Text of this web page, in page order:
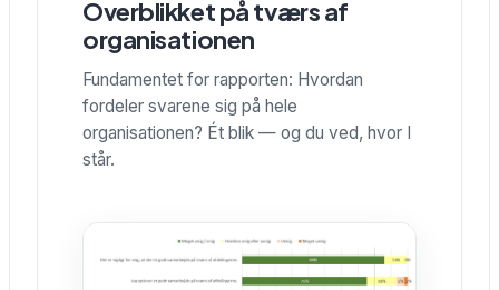
Overblikket på tværs af
organisationen
Fundamentet for rapporten: Hvordan
fordeler svarene sig på hele
organisationen? Ét blik — og du ved, hvor I
står.